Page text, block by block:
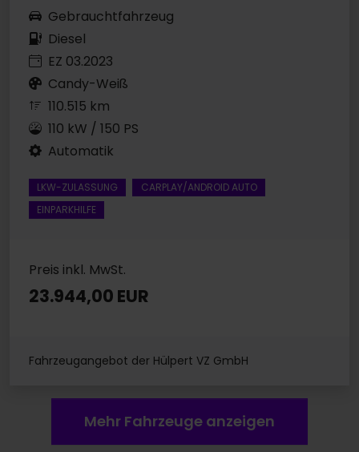
Gebrauchtfahrzeug
Diesel
EZ 03.2023
Candy-Weiß
110.515 km
110 kW / 150 PS
Automatik
LKW-ZULASSUNG
CARPLAY/ANDROID AUTO
EINPARKHILFE
Preis inkl. MwSt.
23.944,00 EUR
Fahrzeugangebot der Hülpert VZ GmbH
Mehr Fahrzeuge anzeigen